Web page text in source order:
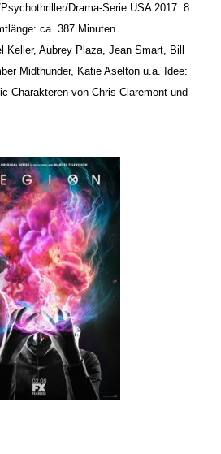
Drama-Serie USA 2017. 8
ca. 387 Minuten.
Keller, Aubrey Plaza, Jean Smart, Bill
Midthunder, Katie Aselton u.a. Idee:
Charakteren von Chris Claremont und